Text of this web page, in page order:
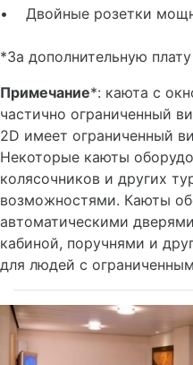
• Двойные розетки
*За дополнительную плату
Примечание*: каюта с
частично ограниченный
2D имеет ограниченный
Некоторые каюты
колясочников и других
возможностями. Каюты
автоматическими
кабиной, поручнями и
для людей с